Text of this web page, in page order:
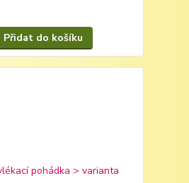
Přidat do košíku